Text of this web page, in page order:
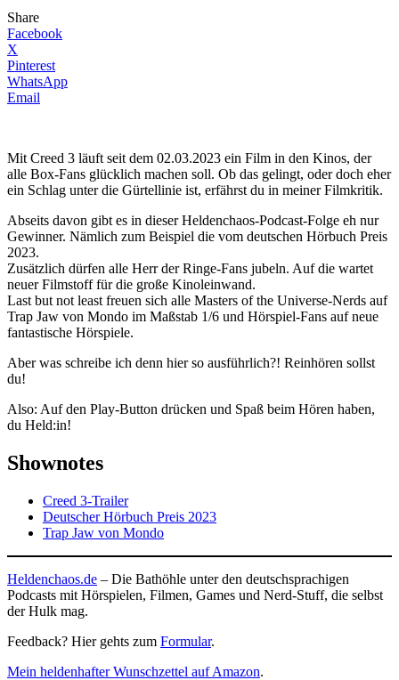
Share
Facebook
X
Pinterest
WhatsApp
Email
Mit Creed 3 läuft seit dem 02.03.2023 ein Film in den Kinos, der
alle Box-Fans glücklich machen soll. Ob das gelingt, oder doch eher
ein Schlag unter die Gürtellinie ist, erfährst du in meiner Filmkritik.
Abseits davon gibt es in dieser Heldenchaos-Podcast-Folge eh nur
Gewinner. Nämlich zum Beispiel die vom deutschen Hörbuch Preis
2023.
Zusätzlich dürfen alle Herr der Ringe-Fans jubeln. Auf die wartet
neuer Filmstoff für die große Kinoleinwand.
Last but not least freuen sich alle Masters of the Universe-Nerds auf
Trap Jaw von Mondo im Maßstab 1/6 und Hörspiel-Fans auf neue
fantastische Hörspiele.
Aber was schreibe ich denn hier so ausführlich?! Reinhören sollst
du!
Also: Auf den Play-Button drücken und Spaß beim Hören haben,
du Held:in!
Shownotes
Creed 3-Trailer
Deutscher Hörbuch Preis 2023
Trap Jaw von Mondo
Heldenchaos.de – Die Bathöhle unter den deutschsprachigen
Podcasts mit Hörspielen, Filmen, Games und Nerd-Stuff, die selbst
der Hulk mag.
Feedback? Hier gehts zum Formular.
Mein heldenhafter Wunschzettel auf Amazon.